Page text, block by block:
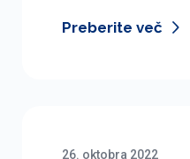
Preberite več
26. oktobra 2022